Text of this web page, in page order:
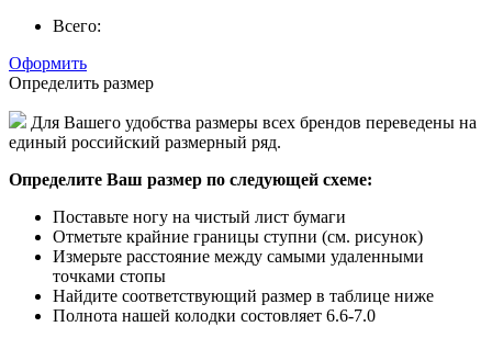
Всего:
Оформить
Определить размер
Для Вашего удобства размеры всех брендов переведены на
единый российский размерный ряд.
Определите Ваш размер по следующей схеме:
Поставьте ногу на чистый лист бумаги
Отметьте крайние границы ступни (см. рисунок)
Измерьте расстояние между самыми удаленными
точками стопы
Найдите соответствующий размер в таблице ниже
Полнота нашей колодки состовляет 6.6-7.0